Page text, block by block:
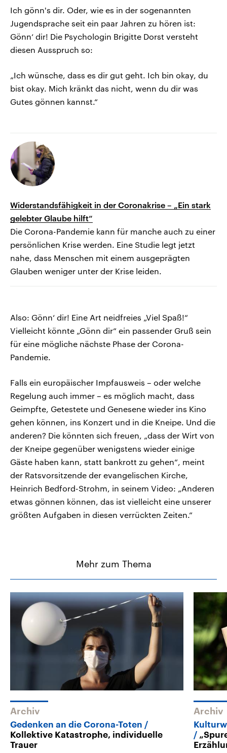
Ich gönn's dir. Oder, wie es in der sogenannten
Jugendsprache seit ein paar Jahren zu hören ist:
Gönn‘ dir! Die Psychologin Brigitte Dorst versteht
diesen Ausspruch so:
„Ich wünsche, dass es dir gut geht. Ich bin okay, du
bist okay. Mich kränkt das nicht, wenn du dir was
Gutes gönnen kannst.“
Widerstandsfähigkeit in der Coronakrise – „Ein stark
gelebter Glaube hilft“
Die Corona-Pandemie kann für manche auch zu einer
persönlichen Krise werden. Eine Studie legt jetzt
nahe, dass Menschen mit einem ausgeprägten
Glauben weniger unter der Krise leiden.
Also: Gönn‘ dir! Eine Art neidfreies „Viel Spaß!“
Vielleicht könnte „Gönn dir“ ein passender Gruß sein
für eine mögliche nächste Phase der Corona-
Pandemie.
Falls ein europäischer Impfausweis – oder welche
Regelung auch immer – es möglich macht, dass
Geimpfte, Getestete und Genesene wieder ins Kino
gehen können, ins Konzert und in die Kneipe. Und die
anderen? Die könnten sich freuen, „dass der Wirt von
der Kneipe gegenüber wenigstens wieder einige
Gäste haben kann, statt bankrott zu gehen“, meint
der Ratsvorsitzende der evangelischen Kirche,
Heinrich Bedford-Strohm, in seinem Video: „Anderen
etwas gönnen können, das ist vielleicht eine unserer
größten Aufgaben in diesen verrückten Zeiten.“
Mehr zum Thema
Archiv
Gedenken an die Corona-Toten
Kollektive Katastrophe, individuelle
Trauer
Archiv